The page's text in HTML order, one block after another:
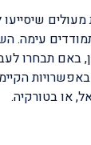
מעולים
עימה.
באם תבחרו
או בטורקיה.